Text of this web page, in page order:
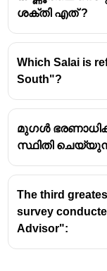
ശക്തി എത് ?
Which Salai is
South"?
മുഗൾ
സ്ഥിതി
The third
survey
Advisor":